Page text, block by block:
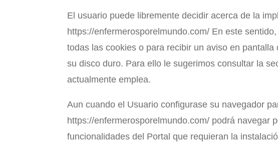
El usuario puede libremente decidir acerca de la
https://enfermerosporelmundo.com/ En este
todas las cookies o para recibir un aviso en
su disco duro. Para ello le sugerimos consultar la
actualmente emplea.
Aun cuando el Usuario configurase su navegador
https://enfermerosporelmundo.com/ podrá navegar
funcionalidades del Portal que requieran la